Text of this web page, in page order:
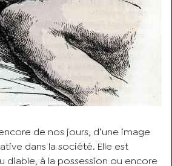
de nos jours, d’une image
dans la société. Elle est
diable, à la possession ou encore